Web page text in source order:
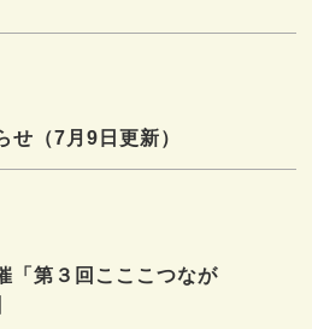
せ（7月9日更新）
「第３回こここつなが